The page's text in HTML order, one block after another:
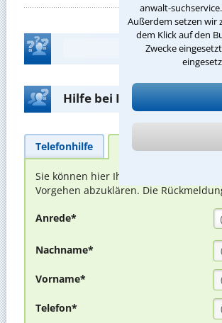
anwalt-
Außerdem setzen wir
dem Klick auf den
Zwecke
Hilfe bei Ihrer
Telefonhilfe Beratungsanfrage
Sie können hier Ihren Fall schildern.
Vorgehen abzuklären. Die
Anrede*
Nachname*
Vorname*
Telefon*